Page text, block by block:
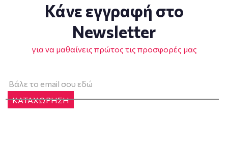
Κάνε εγγραφή στο
Newsletter
για να μαθαίνεις πρώτος τις προσφορές μας
ΚΑΤΑΧΩΡΗΣΗ